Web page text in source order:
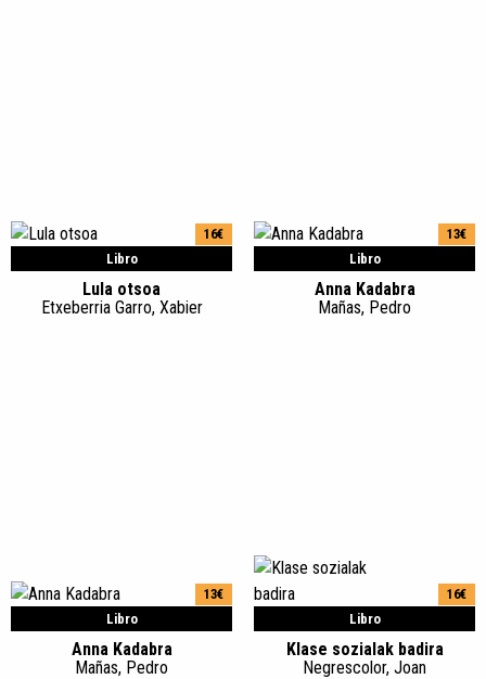
Libro
16€
Lula otsoa
Etxeberria Garro, Xabier
Libro
13€
Anna Kadabra
Mañas, Pedro
Libro
13€
Anna Kadabra
Mañas, Pedro
Libro
16€
Klase sozialak badira
Negrescolor, Joan